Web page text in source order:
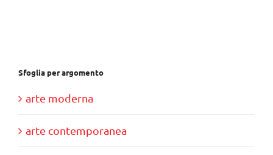
Sfoglia per argomento
arte moderna
arte contemporanea